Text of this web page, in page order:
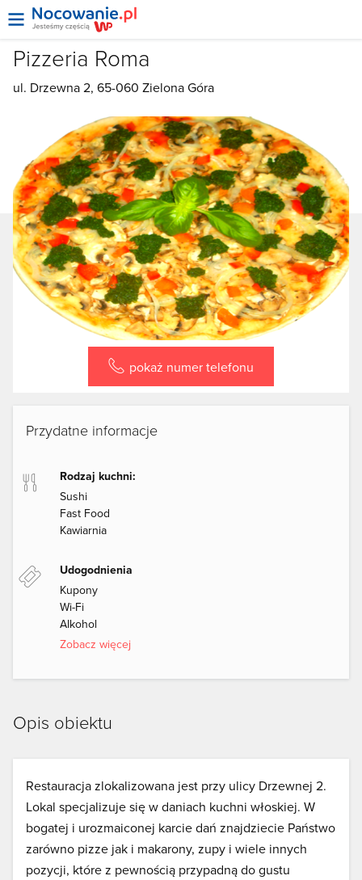
Pizzeria Roma
ul. Drzewna 2, 65-060 Zielona Góra
pokaż numer telefonu
Przydatne informacje
Rodzaj kuchni:
Sushi
Fast Food
Kawiarnia
Udogodnienia
Kupony
Wi-Fi
Alkohol
Zobacz więcej
Opis obiektu
Restauracja zlokalizowana jest przy ulicy Drzewnej 2.
Lokal specjalizuje się w daniach kuchni włoskiej. W
bogatej i urozmaiconej karcie dań znajdziecie Państwo
zarówno pizze jak i makarony, zupy i wiele innych
pozycji, które z pewnością przypadną do gustu